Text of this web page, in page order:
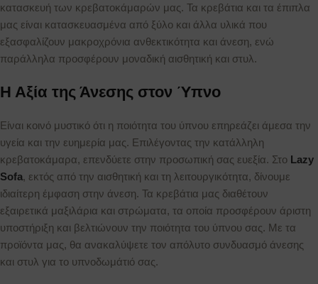
κατασκευή των κρεβατοκάμαρών μας. Τα κρεβάτια και τα έπιπλα
μας είναι κατασκευασμένα από ξύλο και άλλα υλικά που
εξασφαλίζουν μακροχρόνια ανθεκτικότητα και άνεση, ενώ
παράλληλα προσφέρουν μοναδική αισθητική και στυλ.
Η Αξία της Άνεσης στον Ύπνο
Είναι κοινό μυστικό ότι η ποιότητα του ύπνου επηρεάζει άμεσα την
υγεία και την ευημερία μας. Επιλέγοντας την κατάλληλη
κρεβατοκάμαρα, επενδύετε στην προσωπική σας ευεξία. Στο Lazy
Sofa, εκτός από την αισθητική και τη λειτουργικότητα, δίνουμε
ιδιαίτερη έμφαση στην άνεση. Τα κρεβάτια μας διαθέτουν
εξαιρετικά μαξιλάρια και στρώματα, τα οποία προσφέρουν άριστη
υποστήριξη και βελτιώνουν την ποιότητα του ύπνου σας. Με τα
προϊόντα μας, θα ανακαλύψετε τον απόλυτο συνδυασμό άνεσης
και στυλ για το υπνοδωμάτιό σας.